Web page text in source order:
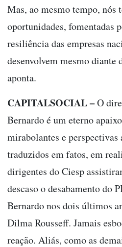
Mas, ao mesmo tempo, nós
oportunidades, fomentadas
resiliência das empresas
desenvolvem mesmo
aponta.
CAPITALSOCIAL –O
Bernardo é um eterno
mirabolantes e
traduzidos em fatos, em
dirigentes do Ciesp
descaso o desabamento do
Bernardo nos dois últimos
Dilma Rousseff. Jamais
reação. Aliás, como as